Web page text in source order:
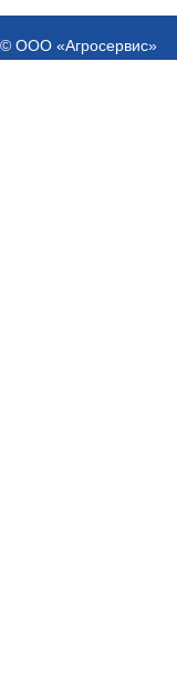
© ООО «Агросервис»